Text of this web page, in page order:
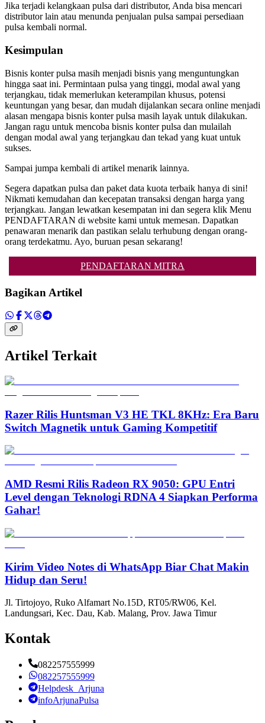
Jika terjadi kelangkaan pulsa dari distributor, Anda bisa mencari
distributor lain atau menunda penjualan pulsa sampai persediaan
pulsa kembali normal.
Kesimpulan
Bisnis konter pulsa masih menjadi bisnis yang menguntungkan
hingga saat ini. Permintaan pulsa yang tinggi, modal awal yang
terjangkau, tidak memerlukan keterampilan khusus, potensi
keuntungan yang besar, dan mudah dijalankan secara online menjadi
alasan mengapa bisnis konter pulsa masih layak untuk dilakukan.
Jangan ragu untuk mencoba bisnis konter pulsa dan mulailah
dengan modal awal yang terjangkau dan tekad yang kuat untuk
sukses.
Sampai jumpa kembali di artikel menarik lainnya.
Segera dapatkan pulsa dan paket data kuota terbaik hanya di sini!
Nikmati kemudahan dan kecepatan transaksi dengan harga yang
terjangkau. Jangan lewatkan kesempatan ini dan segera klik Menu
PENDAFTARAN di website kami untuk memesan. Dapatkan
penawaran menarik dan pastikan selalu terhubung dengan orang-
orang terdekatmu. Ayo, buruan pesan sekarang!
PENDAFTARAN MITRA
Bagikan Artikel
Artikel Terkait
Razer Rilis Huntsman V3 HE TKL 8KHz: Era Baru
Switch Magnetik untuk Gaming Kompetitif
AMD Resmi Rilis Radeon RX 9050: GPU Entri
Level dengan Teknologi RDNA 4 Siapkan Performa
Gahar!
Kirim Video Notes di WhatsApp Biar Chat Makin
Hidup dan Seru!
Jl. Tirtojoyo, Ruko Alfamart No.15D, RT05/RW06, Kel.
Landungsari, Kec. Dau, Kab. Malang, Prov. Jawa Timur
Kontak
082257555999
082257555999
Helpdesk_Arjuna
infoArjunaPulsa